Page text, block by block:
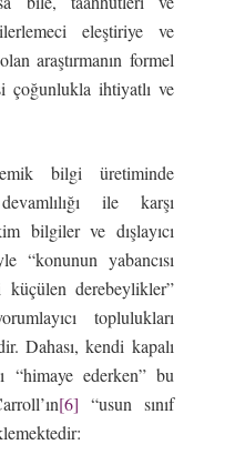
eleştiriye ve
araştırmanın formel
çoğunlukla ihtiyatlı ve
bilgi üretiminde
ile karşı
bilgiler ve dışlayıcı
“konunun yabancısı
derebeylikler”
toplulukları
Dahası, kendi kapalı
“himaye ederken” bu
[6] “usun sınıf